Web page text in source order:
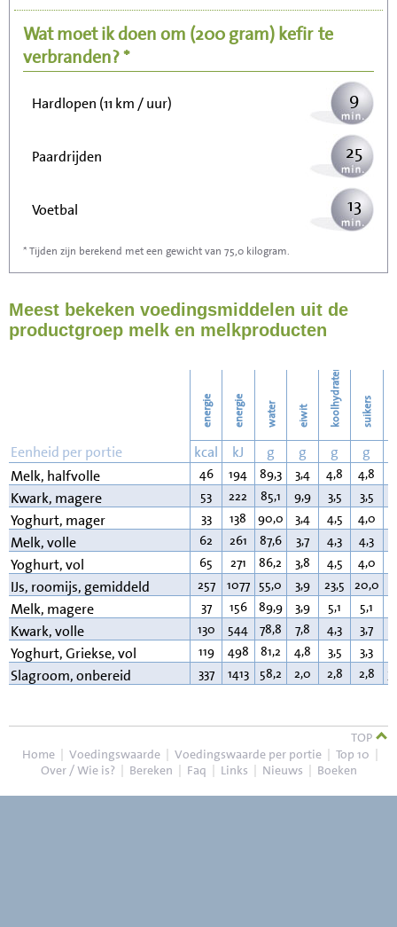
Wat moet ik doen om (200 gram)kefir te
verbranden? *
Wandelen (5 km/uur)
Hardlopen (11 km / uur) 9
Paardrijden 25
Voetbal 13
Stofzuigen
Strijken 44
50
* Tijden zijn berekend met een gewicht van 75,0 kilogram.
Meest bekeken voedingsmiddelen uit de
productgroep melk en melkproducten
energie energie water eiwit koolhydraten suikers
Eenheid per portie kcal kJ g g g g
Melk, halfvolle
46 194 89,3 3,4 4,8 4,8
Kwark, magere 53 222 85,1 9,9 3,5 3,5
Yoghurt, mager 33 138 90,0 3,4 4,5 4,0
Melk, volle 62 261 87,6 3,7 4,3 4,3
Yoghurt, vol 65 271 86,2 3,8 4,5 4,0
IJs, roomijs, gemiddeld 257 1077 55,0 3,9 23,5 20,0
Melk, magere 37 156 89,9 3,9 5,1 5,1
Kwark, volle 130 544 78,8 7,8 4,3 3,7
Yoghurt, Griekse, vol 119 498 81,2 4,8 3,5 3,3
Slagroom, onbereid 337 1413 58,2 2,0 2,8 2,8
TOP
Home | Voedingswaarde | Voedingswaarde per portie | Top 10 |
Over / Wie is? | Bereken | Faq | Links | Nieuws | Boeken